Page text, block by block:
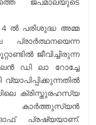
ല്‍ പരിശുദ്ധ അമ്മ
പ്രാര്‍ത്ഥനയെന്ന
ജീവിച്ചിരുന്ന
ഡി ലാ റോച്ചേ
ക്രിസ്തുരഹസ്യ
കാര്‍ത്തുസ്യന്‍
ഓഫ് പ്രഷ്യയാണ്.